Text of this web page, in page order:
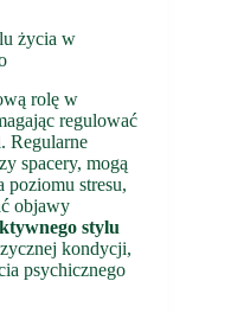
życia w
rolę w
regulować
Regularne
spacery, mogą
poziomu stresu,
objawy
stylu
kondycji,
psychicznego